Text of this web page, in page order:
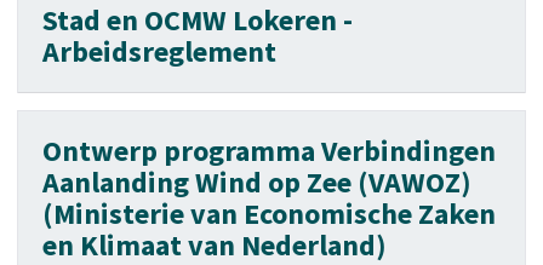
Stad en OCMW Lokeren -
Arbeidsreglement
Ontwerp programma Verbindingen
Aanlanding Wind op Zee (VAWOZ)
(Ministerie van Economische Zaken
en Klimaat van Nederland)